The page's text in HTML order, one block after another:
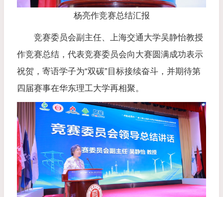
杨亮作竞赛总结汇报
竞赛委员会副主任、上海交通大学吴静怡教授
作竞赛总结，代表竞赛委员会向大赛圆满成功表示
祝贺，寄语学子为“双碳”目标接续奋斗，并期待第
四届赛事在华东理工大学再相聚。